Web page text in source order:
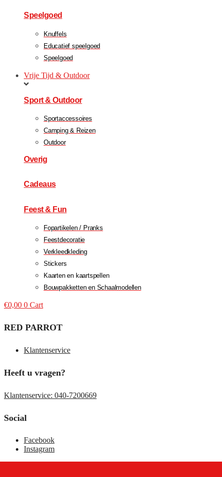
Speelgoed
Knuffels
Educatief speelgoed
Speelgoed
Vrije Tijd & Outdoor
Sport & Outdoor
Sportaccessoires
Camping & Reizen
Outdoor
Overig
Cadeaus
Feest & Fun
Fopartikelen / Pranks
Feestdecoratie
Verkleedkleding
Stickers
Kaarten en kaartspellen
Bouwpakketten en Schaalmodellen
€0,00 0 Cart
RED PARROT
Klantenservice
Heeft u vragen?
Klantenservice: 040-7200669
Social
Facebook
Instagram